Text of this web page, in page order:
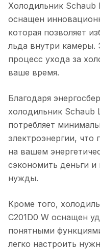
Холодильник Schaub
оснащен
которая позволяет
льда внутри камеры.
процесс ухода за
ваше время.
Благодаря
холодильник Schaub
потребляет
электроэнергии, что
на вашем
сэкономить деньги и
нужды.
Кроме того,
C201D0 W оснащен
понятными
легко настроить